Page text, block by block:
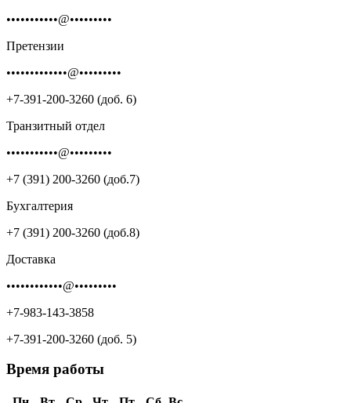
•••••••••••@•••••••••
Претензии
•••••••••••••@•••••••••
+7-391-200-3260 (доб. 6)
Транзитный отдел
•••••••••••@•••••••••
+7 (391) 200-3260 (доб.7)
Бухгалтерия
+7 (391) 200-3260 (доб.8)
Доставка
••••••••••••@•••••••••
+7-983-143-3858
+7-391-200-3260 (доб. 5)
Время работы